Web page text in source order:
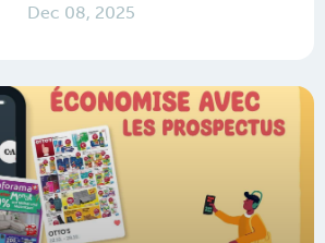
Dec 08, 2025